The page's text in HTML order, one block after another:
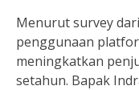
Menurut survey
penggunaan
meningkatkan
setahun. Bapak